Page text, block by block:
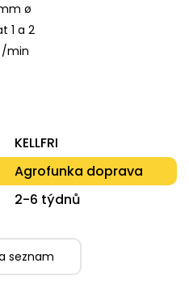
ø
1 a 2
/min
KELLFRI
Agrofunka doprava
2-6 týdnů
seznam